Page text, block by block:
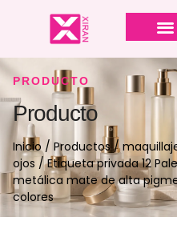
PRODUCTO
Producto
Inicio/ Productos /
ojos / Etiqueta privada 12
metálica mate de alta
colores